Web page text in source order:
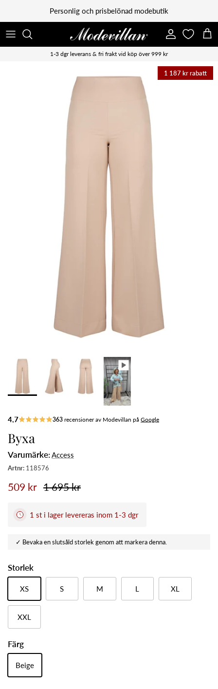
Vidare till innehållPersonlig och prisbelönad modebutik
Konto
1-3 dgr leverans & fri frakt vid köp över 999 kr
1 187 kr rabatt
Byxa
Varumärke:Access
509 kr 1 695 kr
1 st i lager levereras inom 1-3 dgr
Storlek
XS S M L XL
XXL
Färg
Beige